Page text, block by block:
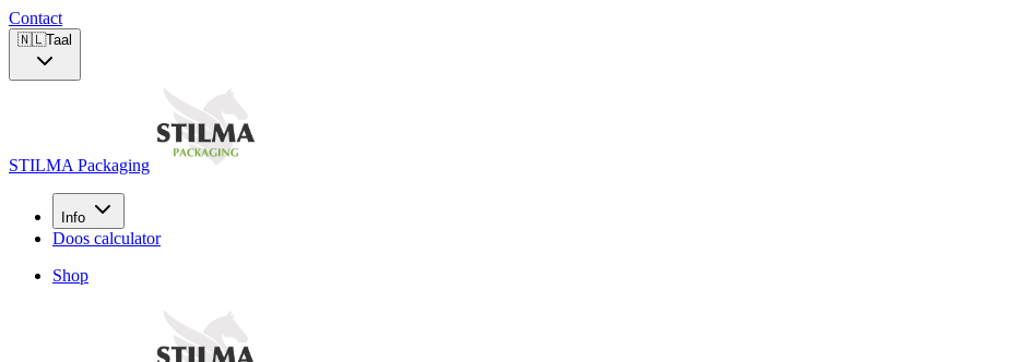
Contact
🇳🇱Taal
STILMA Packaging
Info
Doos calculator
Shop